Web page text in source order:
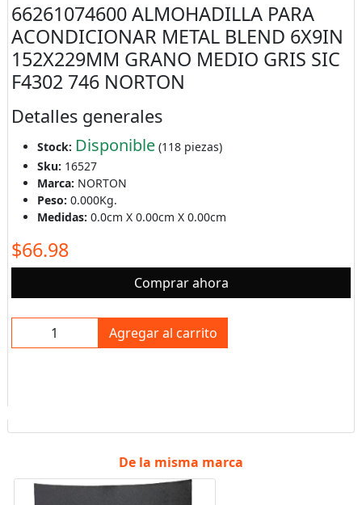
66261074600 ALMOHADILLA PARA
ACONDICIONAR METAL BLEND 6X9IN
152X229MM GRANO MEDIO GRIS SIC
F4302 746 NORTON
Detalles generales
Stock: Disponible(118 piezas)
Sku: 16527
Marca: NORTON
Peso: 0.000Kg.
Medidas: 0.0cm X 0.00cm X 0.00cm
$66.98
Comprar ahora
Agregar al carrito
De la misma marca